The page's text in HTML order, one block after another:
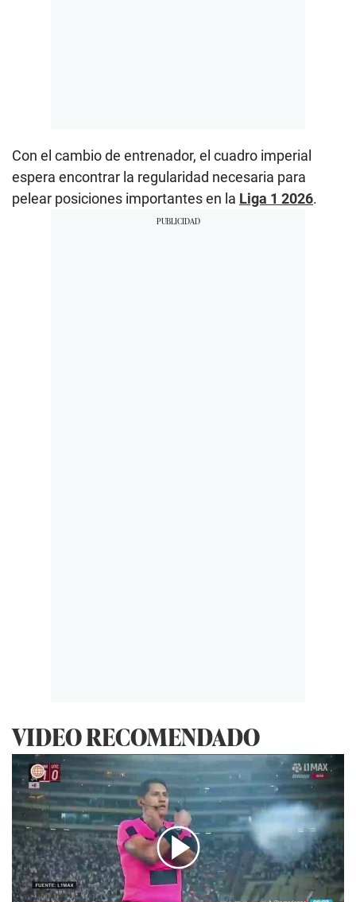
Con el cambio de entrenador, el cuadro imperial
espera encontrar la regularidad necesaria para
pelear posiciones importantes en la Liga 1 2026.
VIDEO RECOMENDADO